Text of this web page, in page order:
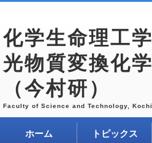
化学生命理
光物質変換化
（今村研）
Faculty of Science and Technology,
ホーム トピックス